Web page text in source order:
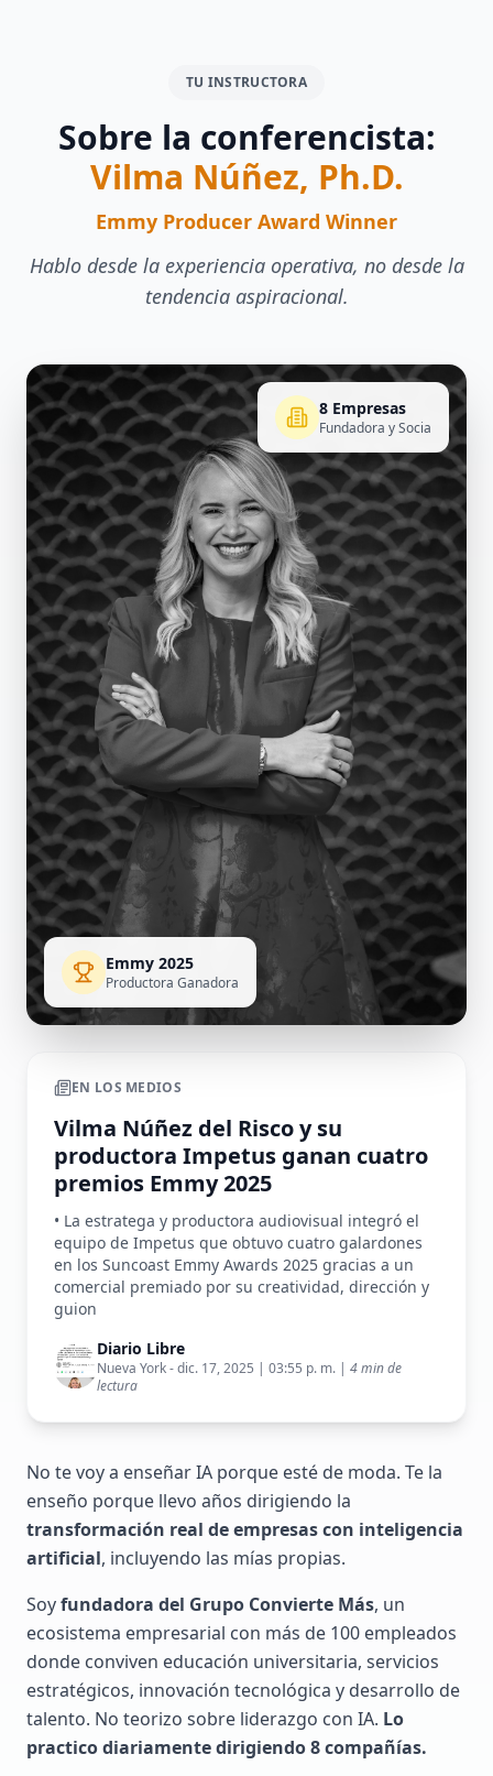
TU INSTRUCTORA
Sobre la conferencista:
Vilma Núñez, Ph.D.
Emmy Producer Award Winner
Hablo desde la experiencia operativa, no desde la
tendencia aspiracional.
Emmy 2025
Productora Ganadora
8 Empresas
Fundadora y Socia
EN LOS MEDIOS
Vilma Núñez del Risco y su
productora Impetus ganan cuatro
premios Emmy 2025
• La estratega y productora audiovisual integró el
equipo de Impetus que obtuvo cuatro galardones
en los Suncoast Emmy Awards 2025 gracias a un
comercial premiado por su creatividad, dirección y
guion
Diario Libre
Nueva York - dic. 17, 2025 | 03:55 p. m. |4 min de
lectura
No te voy a enseñar IA porque esté de moda. Te la
enseño porque llevo años dirigiendo la
transformación real de empresas con inteligencia
artificial, incluyendo las mías propias.
Soyfundadora del Grupo Convierte Más, un
ecosistema empresarial con más de 100 empleados
donde conviven educación universitaria, servicios
estratégicos, innovación tecnológica y desarrollo de
talento. No teorizo sobre liderazgo con IA. Lo
practico diariamente dirigiendo 8 compañías.